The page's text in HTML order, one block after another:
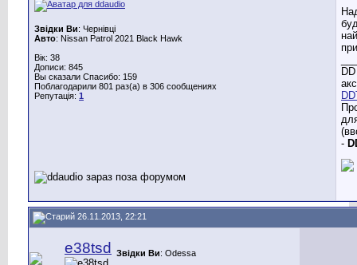
Звідки Ви: Чернівці
Авто: Nissan Patrol 2021 Black Hawk
Вік: 38
Дописи: 845
Вы сказали Спасибо: 159
Поблагодарили 801 раз(а) в 306 сообщениях
Репутація: 1
-
26.11.2013, 22:21
e38tsd Звідки Ви: Odessa